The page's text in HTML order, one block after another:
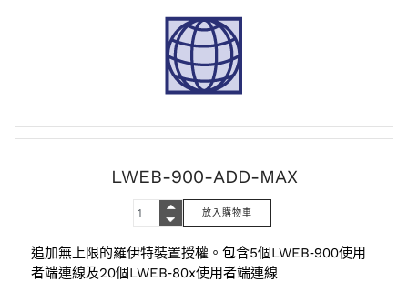
LWEB-900-ADD-MAX
追加無上限的羅伊特裝置授權。包含5個LWEB‑900使用
者端連線及20個LWEB‑80x使用者端連線